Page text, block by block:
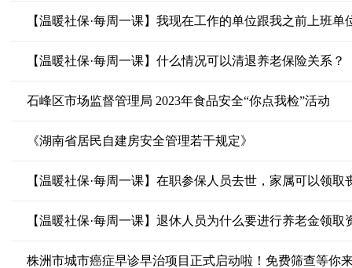
【温暖社保·每周一课】什么情况可以清退养老保险关系？
石峰区市场监督管理局 2023年食品安全“你点我检”活动
《湖南省居民自建房安全管理若干规定》
【温暖社保·每周一课】在职参保人员去世，家属可以领取
株洲市城市癌症早诊早治项目正式启动啦！免费筛查等你